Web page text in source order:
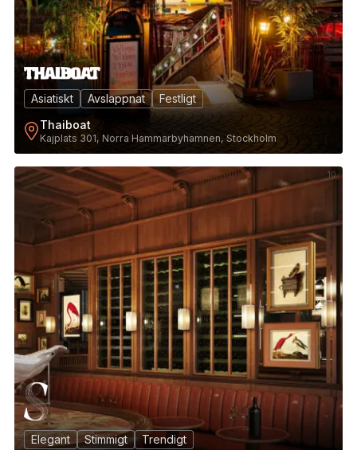
Asiatiskt Avslappnat
Festligt
Thaiboat
Kajplats 301, Norra Hammarbyhamnen, Stockholm
10
Elegant Stimmigt
Trendigt